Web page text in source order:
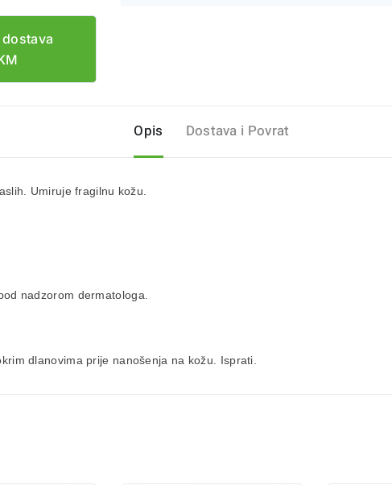
Opis Dostava i Povrat
Umiruje fragilnu kožu.
nadzorom dermatologa.
dlanovima prije nanošenja na kožu. Isprati.